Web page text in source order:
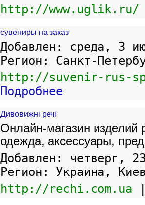
http://www.uglik.ru/
сувениры на заказ
Добавлен: среда, 3
Регион: Санкт-
http://suvenir-rus-
Подробнее
Дивовижні речі
Онлайн-магазин изделий
одежда, аксессуары,
Добавлен: четверг,
Регион: Украина,
http://rechi.com.ua